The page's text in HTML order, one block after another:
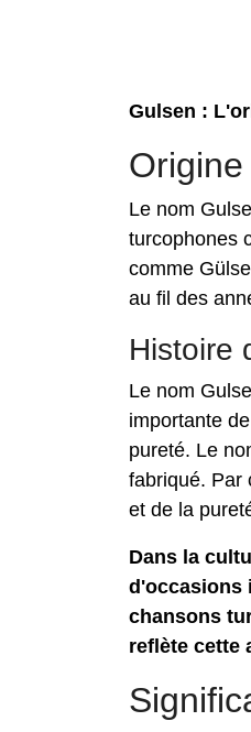
Gulsen :
Le nom
turcophones
comme
au fil des
Histoire
Le nom
importante
pureté. Le
fabriqué. Par
et de la
Dans la
d'occasions
chansons
reflète cette